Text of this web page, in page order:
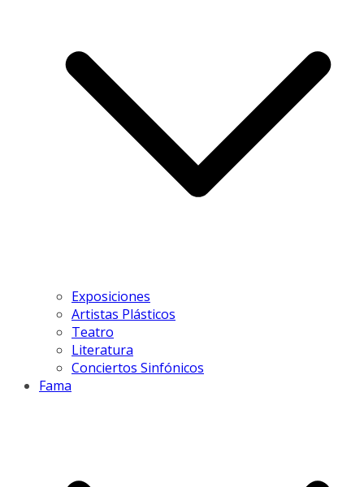
Exposiciones
Artistas Plásticos
Teatro
Literatura
Conciertos Sinfónicos
Fama